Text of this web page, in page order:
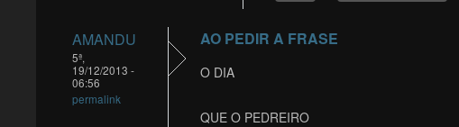
AMANDU
5ª,
19/12/2013 -
06:56
permalink
AO PEDIR A FRASE
O DIA
QUE O PEDREIRO